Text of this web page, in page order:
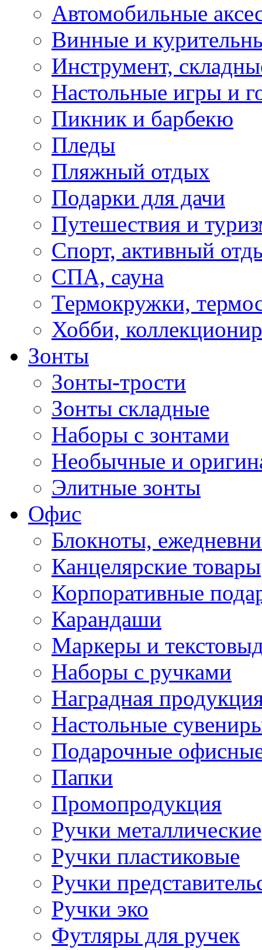
Автомобильные
Винные и
Инструмент,
Настольные игры и
Пикник и барбекю
Пледы
Пляжный отдых
Подарки для дачи
Путешествия и
Спорт, активный
СПА, сауна
Термокружки,
Хобби,
Зонты
Зонты-трости
Зонты складные
Наборы с зонтами
Необычные и
Элитные зонты
Офис
Блокноты,
Канцелярские товары
Корпоративные
Карандаши
Маркеры и
Наборы с ручками
Наградная
Настольные
Подарочные
Папки
Промопродукция
Ручки металлические
Ручки пластиковые
Ручки
Ручки эко
Футляры для ручек